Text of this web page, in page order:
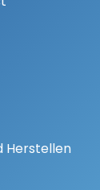
Herstellen